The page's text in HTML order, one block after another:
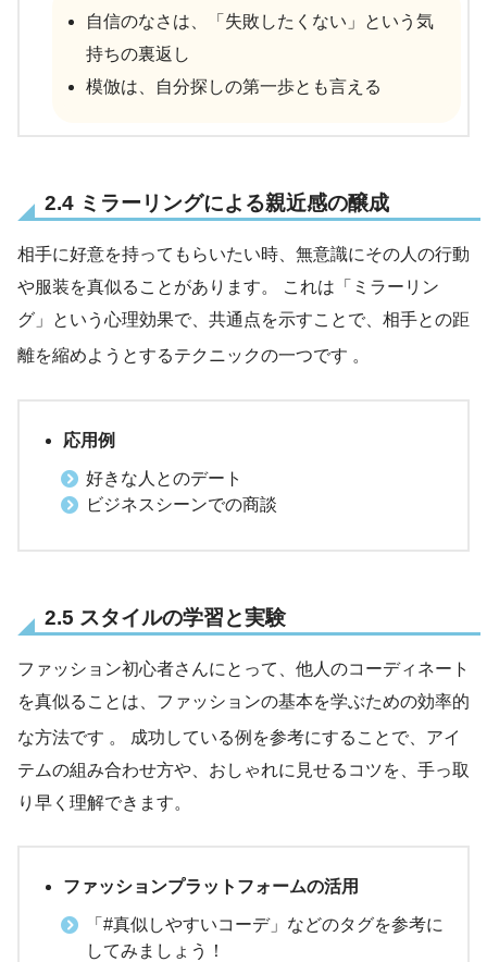
自信のなさは、「失敗したくない」という気
持ちの裏返し
模倣は、自分探しの第一歩とも言える
2.4 ミラーリングによる親近感の醸成
相手に好意を持ってもらいたい時、無意識にその人の行動
や服装を真似ることがあります。 これは「ミラーリン
グ」という心理効果で、共通点を示すことで、相手との距
離を縮めようとするテクニックの一つです 。
応用例
好きな人とのデート
ビジネスシーンでの商談
2.5 スタイルの学習と実験
ファッション初心者さんにとって、他人のコーディネート
を真似ることは、ファッションの基本を学ぶための効率的
な方法です 。 成功している例を参考にすることで、アイ
テムの組み合わせ方や、おしゃれに見せるコツを、手っ取
り早く理解できます。
ファッションプラットフォームの活用
「#真似しやすいコーデ」などのタグを参考に
してみましょう！